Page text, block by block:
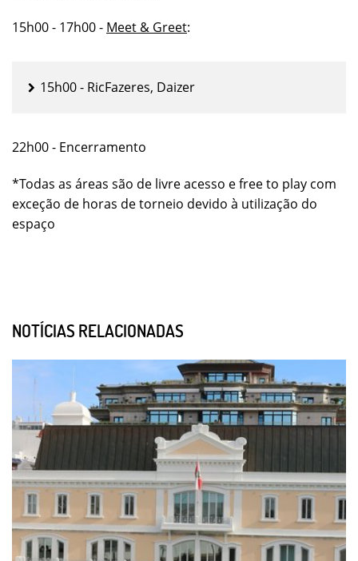
15h00 - 17h00 - Meet & Greet:
15h00 - RicFazeres, Daizer
22h00 - Encerramento
*Todas as áreas são de livre acesso e free to play com
exceção de horas de torneio devido à utilização do
espaço
NOTÍCIAS RELACIONADAS